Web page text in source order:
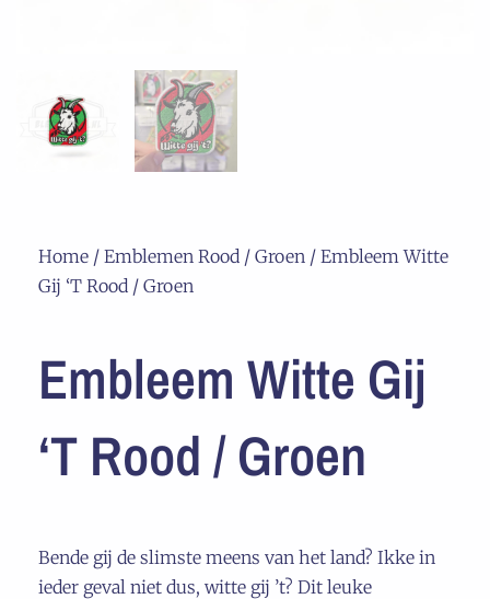
Home / Emblemen Rood / Groen / Embleem Witte
Gij ‘T Rood / Groen
Embleem Witte Gij
‘T Rood / Groen
Bende gij de slimste meens van het land? Ikke in
ieder geval niet dus, witte gij ’t? Dit leuke